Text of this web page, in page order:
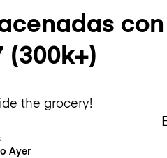
con
(300k+)
the grocery!
Ayer